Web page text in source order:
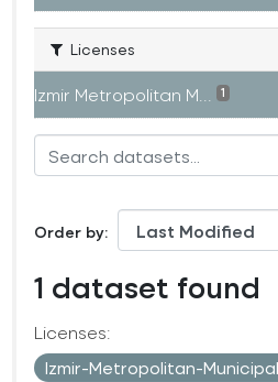
Licenses
Izmir Metropolitan M... 1
Order by
1 dataset found
Licenses:
Izmir-Metropolitan-